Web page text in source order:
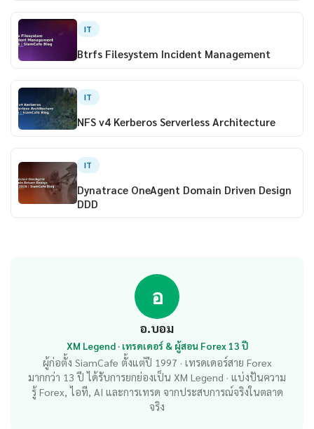
IT
Btrfs Filesystem Incident Management
IT
NFS v4 Kerberos Serverless Architecture
IT
Dynatrace OneAgent Domain Driven Design
DDD
อ
อ.บอม
XM Legend · เทรดเดอร์ & ผู้สอน Forex 13 ปี
ผู้ก่อตั้ง SiamCafe ตั้งแต่ปี 1997 · เทรดเดอร์สาย Forex
มากกว่า 13 ปี ได้รับการยกย่องเป็น XM Legend · แบ่งปันความ
รู้ Forex, ไอที, AI และการเทรด จากประสบการณ์จริงในตลาด
จริง